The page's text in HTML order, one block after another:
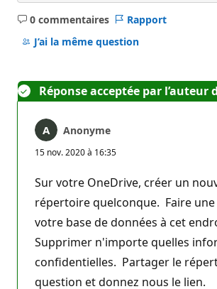
0 commentaires
Aucun
commentaire
Rapport
J’ai la même question
Réponse acceptée par l’auteur
Anonyme
15 nov. 2020 à 16:35
Sur votre OneDrive, créer un
répertoire quelconque. Faire une
votre base de données à cet
Supprimer n'importe quelles
confidentielles. Partager le
question et donnez nous le lien.